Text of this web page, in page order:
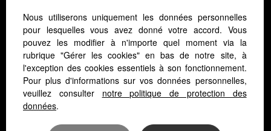
Prefailles (44770)
La Plaine Sur Mer (44770)
Frossay (44320)
La Montagne (44620)
Tharon Plage (44730)
Saint Michel Chef Chef (44730)
Nous utiliserons uniquement les données personnelles
pour lesquelles vous avez donné votre accord. Vous
pouvez les modifier à n'importe quel moment via la
rubrique "Gérer les cookies" en bas de notre site, à
l'exception des cookies essentiels à son fonctionnement.
Pour plus d'informations sur vos données personnelles,
veuillez consulter notre politique de protection des
données.